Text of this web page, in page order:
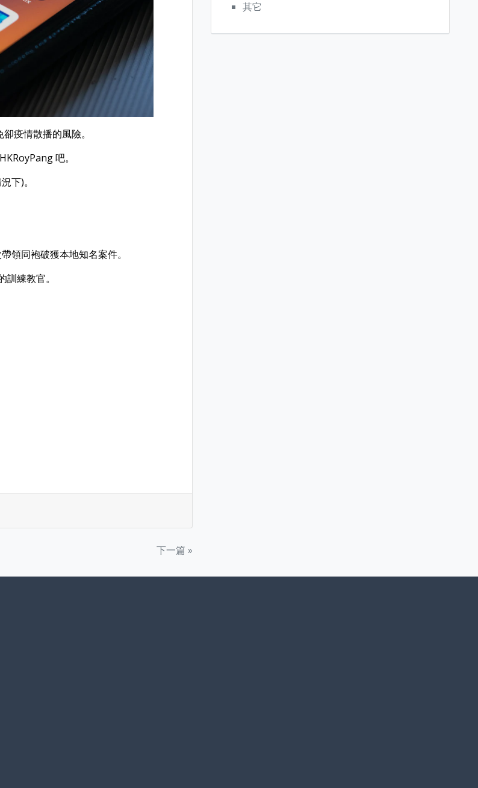
疫情散播的風險。
吧。
下)。
領同袍破獲本地知名案件。
練教官。
下一篇 »
其它